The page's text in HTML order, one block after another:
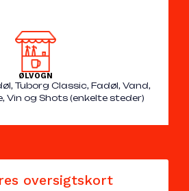
ØLVOGN
Tuborg Classic, Fadøl, Vand,
Vin og Shots (enkelte steder)
oversigtskort